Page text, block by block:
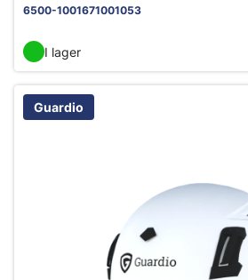
6500-1001671001053
I lager
Guardio